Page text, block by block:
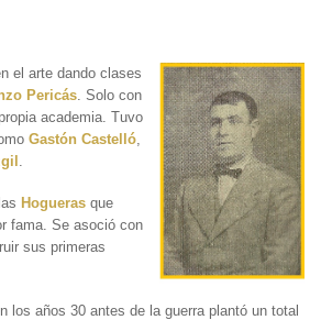
el arte dando clases
Pericás . Solo con
academia. Tuvo
Gastón Castelló
Hogueras que
fama. Se asoció con
sus primeras
los años 30 antes de la guerra plantó un total